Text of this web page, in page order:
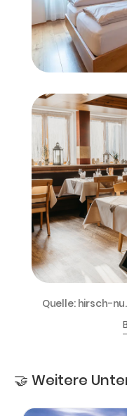
Quelle: hirsch-
🤝 Weitere